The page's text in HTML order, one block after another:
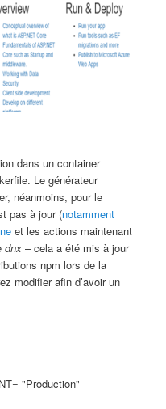
dans un container
Le générateur
néanmoins, pour le
pas à jour (notamment
et les actions maintenant
dnx – cela a été mis à jour
npm lors de la
modifier afin d’avoir un
"Production"